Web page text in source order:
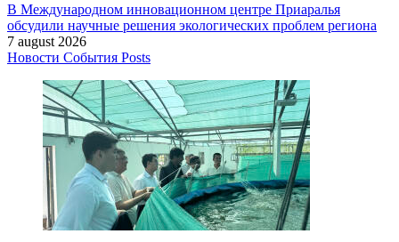
В Международном инновационном центре Приаралья
обсудили научные решения экологических проблем региона
7 august 2026
Новости События Posts